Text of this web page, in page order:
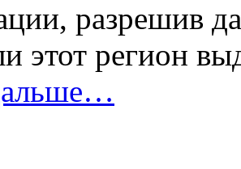
разрешив
этот регион